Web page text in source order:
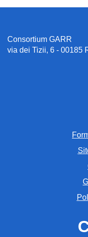
Consortium GARR
via dei Tizii, 6 - 00185